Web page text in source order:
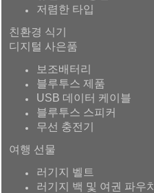
저렴한 타입
친환경 식기
디지털 사은품
보조배터리
블루투스 제품
USB 데이터 케이블
블루투스 스피커
무선 충전기
여행 선물
러기지 벨트
러기지 백 및 여권 파우치